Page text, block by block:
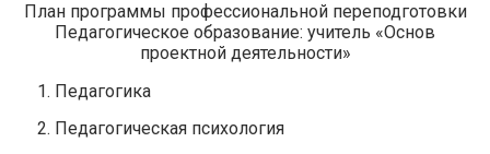
План программы профессиональной переподготовки
Педагогическое образование: учитель «Основ
проектной деятельности»
Педагогика
Педагогическая психология